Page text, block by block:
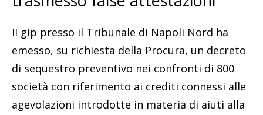
II gip presso il Tribunale di Napoli Nord ha
emesso, su richiesta della Procura, un decreto
di sequestro preventivo nei confronti di 800
società con riferimento ai crediti connessi alle
agevolazioni introdotte in materia di aiuti alla